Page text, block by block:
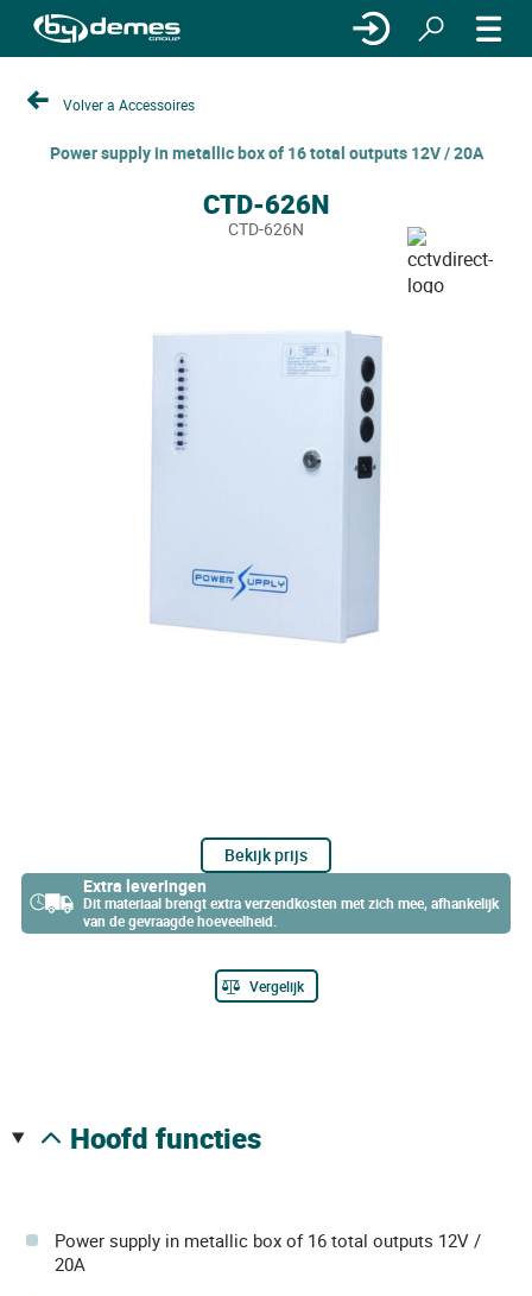
Volver a Accessoires
Power supply in metallic box of 16 total outputs 12V / 20A
CTD-626N
CTD-626N
Bekijk prijs
Extra leveringen
Dit materiaal brengt extra verzendkosten met zich mee, afhankelijk
van de gevraagde hoeveelheid.
Vergelijk
hoofd functies
Power supply in metallic box of 16 total outputs 12V /
20A